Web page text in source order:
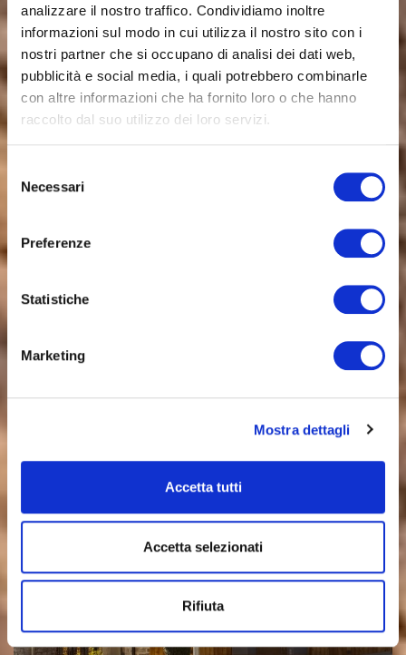
analizzare il nostro traffico. Condividiamo inoltre
informazioni sul modo in cui utilizza il nostro sito con i
nostri partner che si occupano di analisi dei dati web,
pubblicità e social media, i quali potrebbero combinarle
con altre informazioni che ha fornito loro o che hanno
raccolto dal suo utilizzo dei loro servizi.
delNecessari
Preferenze
Statistiche
Marketing
Mostra dettagli
Accetta tutti
Accetta selezionati
Rifiuta